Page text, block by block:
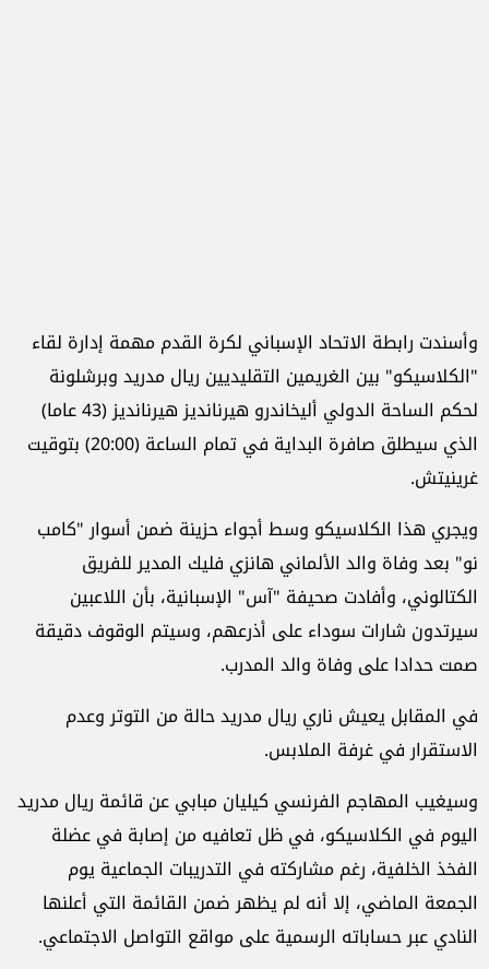
وأسندت رابطة الاتحاد الإسباني لكرة القدم مهمة إدارة لقاء
"الكلاسيكو" بين الغريمين التقليديين ريال مدريد وبرشلونة
لحكم الساحة الدولي أليخاندرو هيرنانديز هيرنانديز (43 عاما)
الذي سيطلق صافرة البداية في تمام الساعة (20:00) بتوقيت
غرينيتش.
ويجري هذا الكلاسيكو وسط أجواء حزينة ضمن أسوار "كامب
نو" بعد وفاة والد الألماني هانزي فليك المدير للفريق
الكتالوني، وأفادت صحيفة "آس" الإسبانية، بأن اللاعبين
سيرتدون شارات سوداء على أذرعهم، وسيتم الوقوف دقيقة
صمت حدادا على وفاة والد المدرب.
في المقابل يعيش ناري ريال مدريد حالة من التوتر وعدم
الاستقرار في غرفة الملابس.
وسيغيب المهاجم الفرنسي كيليان مبابي عن قائمة ريال مدريد
اليوم في الكلاسيكو، في ظل تعافيه من إصابة في عضلة
الفخذ الخلفية، رغم مشاركته في التدريبات الجماعية يوم
الجمعة الماضي، إلا أنه لم يظهر ضمن القائمة التي أعلنها
النادي عبر حساباته الرسمية على مواقع التواصل الاجتماعي.